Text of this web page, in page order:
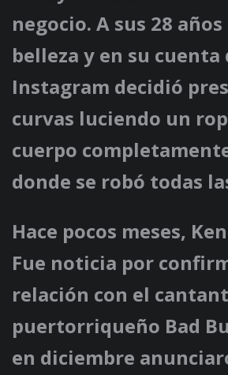
negocio. A sus 28
belleza y en su cuenta
Instagram decidió
curvas luciendo un
cuerpo
donde se robó todas
Hace pocos meses,
Fue noticia por
relación con el
puertorriqueño Bad
en diciembre